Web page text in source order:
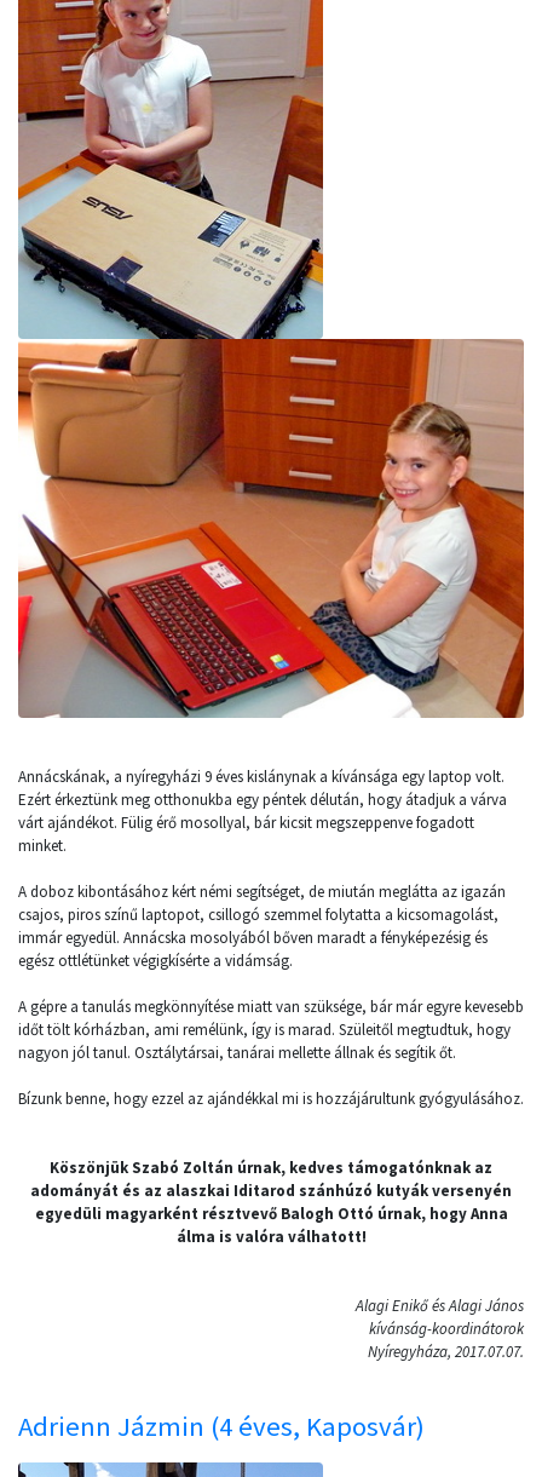
Annácskának, a nyíregyházi 9 éves kislánynak a kívánsága egy laptop volt.
Ezért érkeztünk meg otthonukba egy péntek délután, hogy átadjuk a várva
várt ajándékot. Fülig érő mosollyal, bár kicsit megszeppenve fogadott
minket.
A doboz kibontásához kért némi segítséget, de miután meglátta az igazán
csajos, piros színű laptopot, csillogó szemmel folytatta a kicsomagolást,
immár egyedül. Annácska mosolyából bőven maradt a fényképezésig és
egész ottlétünket végigkísérte a vidámság.
A gépre a tanulás megkönnyítése miatt van szüksége, bár már egyre kevesebb
időt tölt kórházban, ami remélünk, így is marad. Szüleitől megtudtuk, hogy
nagyon jól tanul. Osztálytársai, tanárai mellette állnak és segítik őt.
Bízunk benne, hogy ezzel az ajándékkal mi is hozzájárultunk gyógyulásához.
Köszönjük Szabó Zoltán úrnak, kedves támogatónknak az
adományát és az alaszkai Iditarod szánhúzó kutyák versenyén
egyedüli magyarként résztvevő Balogh Ottó úrnak, hogy Anna
álma is valóra válhatott!
Alagi Enikő és Alagi János
kívánság-koordinátorok
Nyíregyháza, 2017.07.07.
Adrienn Jázmin (4 éves, Kaposvár)